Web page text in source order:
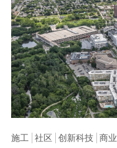
施工 社区 创新科技 商业